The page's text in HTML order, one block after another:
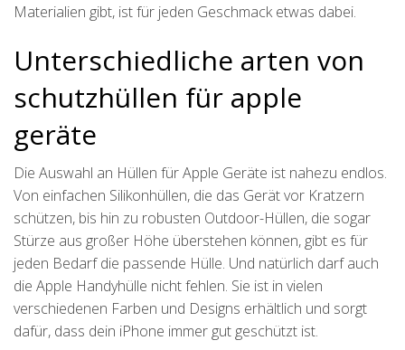
Materialien gibt, ist für jeden Geschmack etwas dabei.
Unterschiedliche arten von
schutzhüllen für apple
geräte
Die Auswahl an Hüllen für Apple Geräte ist nahezu endlos.
Von einfachen Silikonhüllen, die das Gerät vor Kratzern
schützen, bis hin zu robusten Outdoor-Hüllen, die sogar
Stürze aus großer Höhe überstehen können, gibt es für
jeden Bedarf die passende Hülle. Und natürlich darf auch
die Apple Handyhülle nicht fehlen. Sie ist in vielen
verschiedenen Farben und Designs erhältlich und sorgt
dafür, dass dein iPhone immer gut geschützt ist.